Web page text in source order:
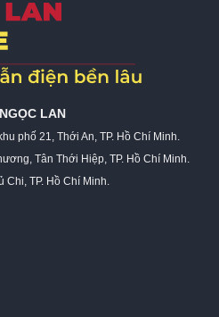
LAN
phố 21, Thới An, TP. Hồ Chí Minh.
Tân Thới Hiệp, TP. Hồ Chí Minh.
Chi, TP. Hồ Chí Minh.